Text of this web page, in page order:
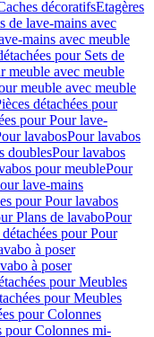
décoratifsEtagères
de lave-mains avec
mains avec meuble
pour Sets de
meuble avec meuble
meuble avec meuble
détachées pour
pour Pour lave-
lavabosPour lavabos
doublesPour lavabos
pour meublePour
lave-mains
pour Pour lavabos
Plans de lavaboPour
détachées pour Pour
à poser
à poser
pour Meubles
pour Meubles
pour Colonnes
pour Colonnes mi-